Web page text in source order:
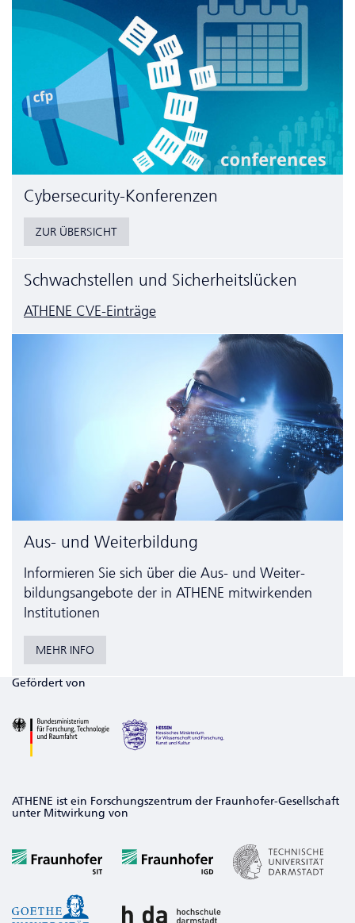
Cyber­security-Konferenzen
ZUR ÜBERSICHT
Schwachstellen und Sicherheitslücken
ATHENE CVE-Einträge
Aus- und Weiterbildung
Informieren Sie sich über die Aus- und Weiter­
bildungs­angebote der in ATHENE mitwirkenden
Institutionen
MEHR INFO
Gefördert von
ATHENE ist ein Forschungszentrum der Fraunhofer-Gesellschaft
unter Mitwirkung von